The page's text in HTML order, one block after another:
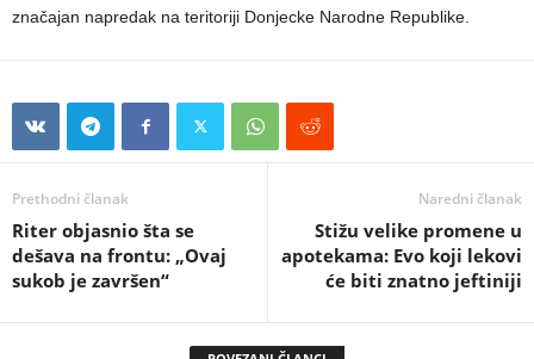
značajan napredak na teritoriji Donjecke Narodne Republike.
Prethodni članak
Riter objasnio šta se
dešava na frontu: „Ovaj
sukob je završen“
Naredni članak
Stižu velike promene u
apotekama: Evo koji lekovi
će biti znatno jeftiniji